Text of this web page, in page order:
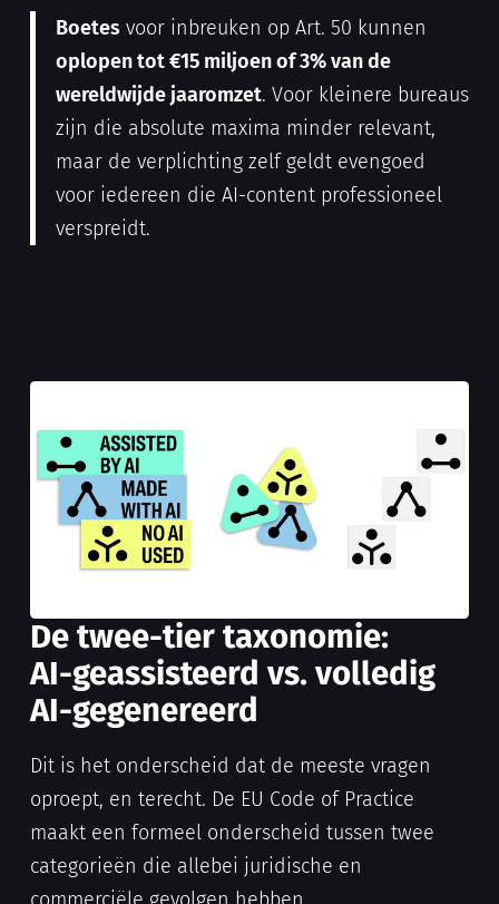
Boetesvoor inbreuken op Art. 50 kunnen
oplopen tot €15 miljoen of 3% van de
wereldwijde jaaromzet. Voor kleinere bureaus
zijn die absolute maxima minder relevant,
maar de verplichting zelf geldt evengoed
voor iedereen die AI-content professioneel
verspreidt.
De twee-tier taxonomie:
AI-geassisteerd vs. volledig
AI-gegenereerd
Dit is het onderscheid dat de meeste vragen
oproept, en terecht. De EU Code of Practice
maakt een formeel onderscheid tussen twee
categorieën die allebei juridische en